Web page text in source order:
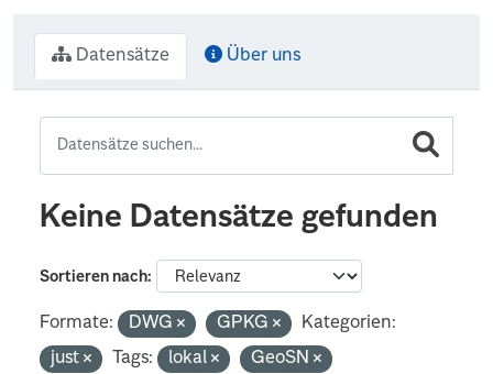
Datensätze Über uns
Keine Datensätze gefunden
Sortieren nach
Formate: DWG GPKG
Kategorien:
just
Tags: lokal GeoSN